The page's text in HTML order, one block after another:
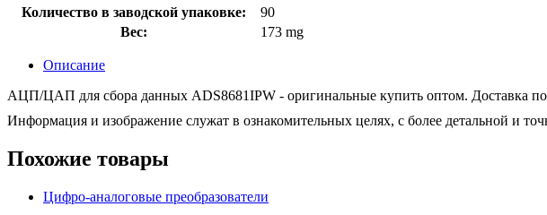
Количество в заводской упаковке:
90
Вес:
173 mg
Описание
АЦП/ЦАП для сбора данных ADS8681IPW - оригинальные купить оптом. Доставка по
Информация и изображение служат в ознакомительных целях, с более детальной и
Похожие товары
Цифро-аналоговые преобразователи